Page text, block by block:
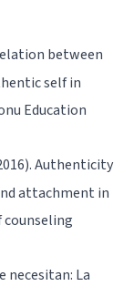
between
self in
Education
Authenticity
attachment in
necesitan: La